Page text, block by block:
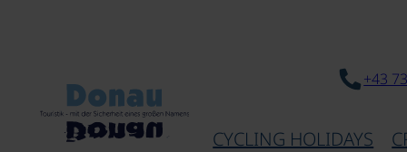
+43
CYCLING HOLIDAYS